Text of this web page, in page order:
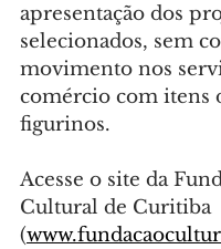
apresentação dos
selecionados, sem
movimento nos
comércio com itens
figurinos.
Acesse o site da
Cultural de Curitiba
(